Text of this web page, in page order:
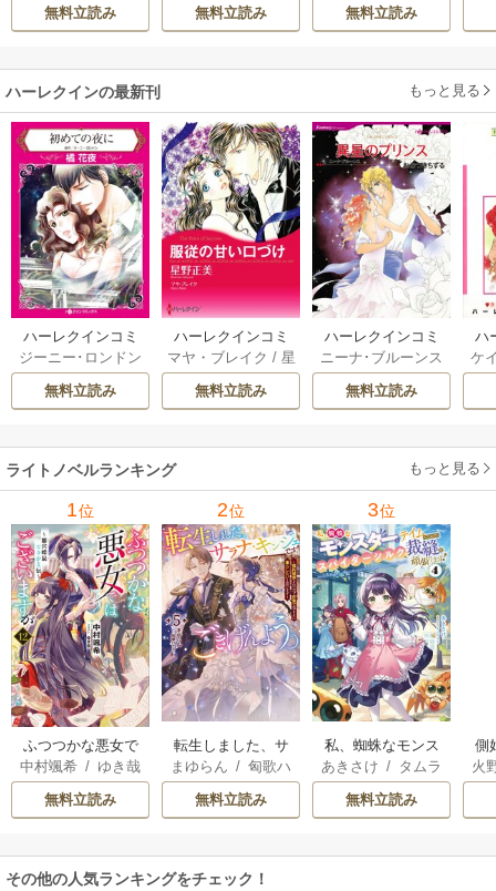
無料立読み 無料立読み 無料立読み
ハーレクインの最新刊 もっと見る
ハーレクインコミ
ックス セット 202
6年 vol.1064 1巻
ジーニー･ロンドン
橘花夜/ メアリ
ー･ライアンズ
ーガン/星合操/ア
ン･ウィール/ 津寺
里可子
無料立読み
ハーレクインコミ
ックス セット 202
6年 vol.1002 1巻
マヤ・ブレイク / 星
野正美/ ヘレン･ブ
ルックス/のわきね
ウェイ/一重夕子
無料立読み
ハーレクインコミ
ックス セット 202
6年 vol.1063 1巻
ニーナ･ブルーンス
おおつきちずる
レベッカ･ヨーク
ーディ/海野みつる
サラ･ウッド/流
水凛子
無料立読み
ハ
ッ
ケ
ザ
ライトノベルランキング もっと見る
1位
ふつつかな悪女で
はございますが
中村颯希 / ゆき哉
無料立読み
2位
転生しました、サ
ラナ・キンジェで
す。ごきげんよ
う。
まゆらん /匈歌ハ
トリ
無料立読み
3位
私、蜘蛛なモンス
ターをテイムした
ので、スパイダー
シルクで裁縫を頑
あきさけ / タムラ
ヨウ
無料立読み
側
火
その他の人気ランキングをチェック！